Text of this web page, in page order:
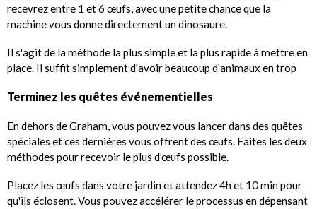
recevrez entre 1 et 6 œufs, avec une petite chance que la
machine vous donne directement un dinosaure.
Il s'agit de la méthode la plus simple et la plus rapide à mettre en
place. Il suffit simplement d'avoir beaucoup d'animaux en trop
Terminez les quêtes événementielles
En dehors de Graham, vous pouvez vous lancer dans des quêtes
spéciales et ces dernières vous offrent des œufs. Faites les deux
méthodes pour recevoir le plus d’œufs possible.
Placez les œufs dans votre jardin et attendez 4h et 10 min pour
qu'ils éclosent. Vous pouvez accélérer le processus en dépensant